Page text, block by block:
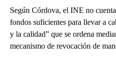
Según Córdova, el INE no
fondos suficientes para llevar a
y la calidad” que se ordena
mecanismo de revocación de